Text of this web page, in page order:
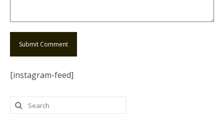
[instagram-feed]